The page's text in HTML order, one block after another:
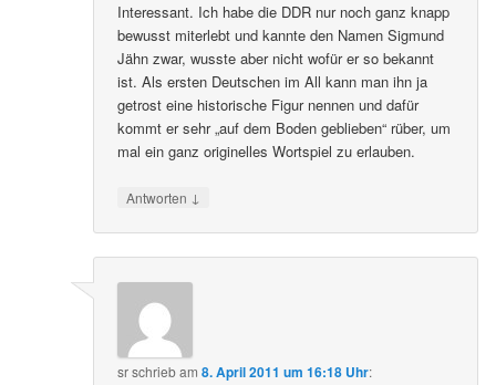
Interessant. Ich habe die DDR nur noch ganz knapp
bewusst miterlebt und kannte den Namen Sigmund
Jähn zwar, wusste aber nicht wofür er so bekannt
ist. Als ersten Deutschen im All kann man ihn ja
getrost eine historische Figur nennen und dafür
kommt er sehr „auf dem Boden geblieben“ rüber, um
mal ein ganz originelles Wortspiel zu erlauben.
Antworten ↓
srschriebam8. April 2011 um 16:18 Uhr: